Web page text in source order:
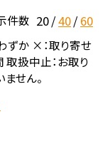
件数 20 40 60
ずか ×：取り寄せ
扱中止：お取り
せん。